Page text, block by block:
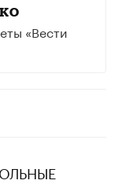
«Вести